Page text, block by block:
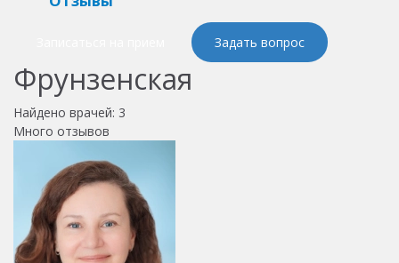
Задать вопрос
Фрунзенская
Найдено врачей: 3
Много отзывов